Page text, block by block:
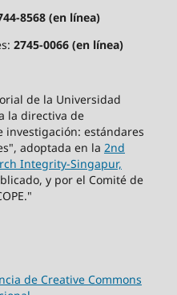
8568 (en línea)
2745-0066 (en línea)
de la Universidad
la directiva de
investigación: estándares
adoptada en la 2nd
Integrity-Singapur,
y por el Comité de
de Creative Commons